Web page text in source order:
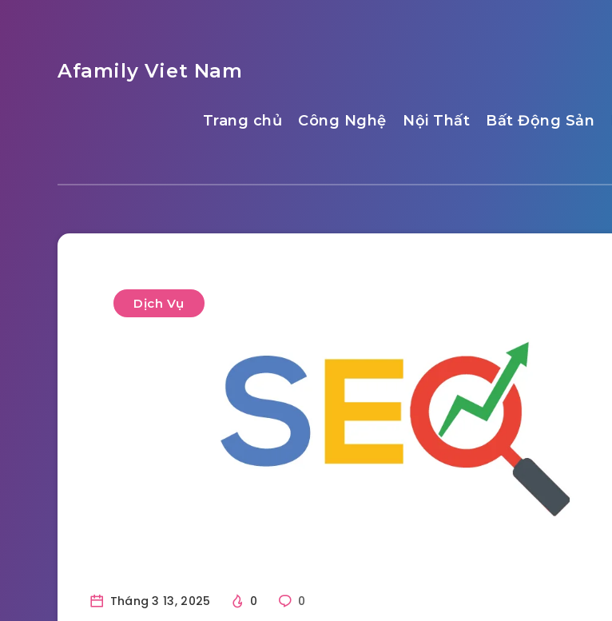
Afamily Viet Nam
Trang chủ Công Nghệ Nội Thất Bất Động Sản
Dịch Vụ
Tháng 3 13, 2025 0 0